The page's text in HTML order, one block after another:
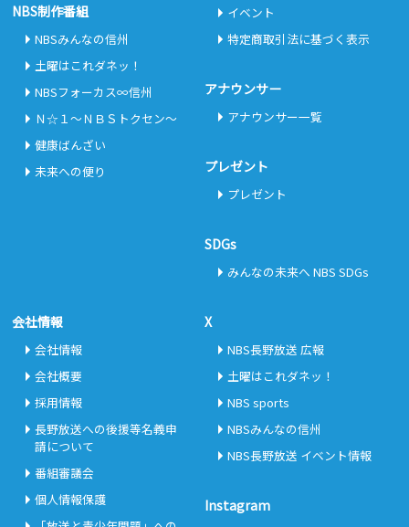
NBS制作番組
NBSみんなの信州
土曜はこれダネッ！
NBSフォーカス∞信州
Ｎ☆１～ＮＢＳトクセン～
健康ばんざい
未来への便り
イベント
特定商取引法に基づく表示
アナウンサー
アナウンサー一覧
プレゼント
プレゼント
SDGs
みんなの未来へ NBS SDGs
会社情報
会社情報
会社概要
採用情報
長野放送への後援等名義申
請について
番組審議会
個人情報保護
X
NBS長野放送 広報
土曜はこれダネッ！
NBS sports
NBSみんなの信州
NBS長野放送 イベント情報
Instagram